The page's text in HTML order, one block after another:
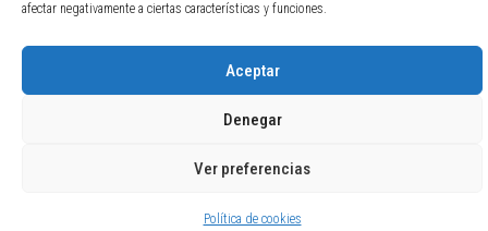
afectar negativamente a ciertas características y funciones.
Aceptar
Denegar
Ver preferencias
Política de cookies